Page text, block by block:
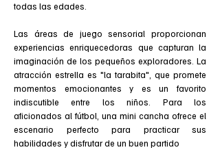
todas las edades.
Las áreas de juego sensorial proporcionan
experiencias enriquecedoras que capturan la
imaginación de los pequeños exploradores. La
atracción estrella es "la tarabita", que promete
momentos emocionantes y es un favorito
indiscutible entre los niños. Para los
aficionados al fútbol, una mini cancha ofrece el
escenario perfecto para practicar sus
habilidades y disfrutar de un buen partido